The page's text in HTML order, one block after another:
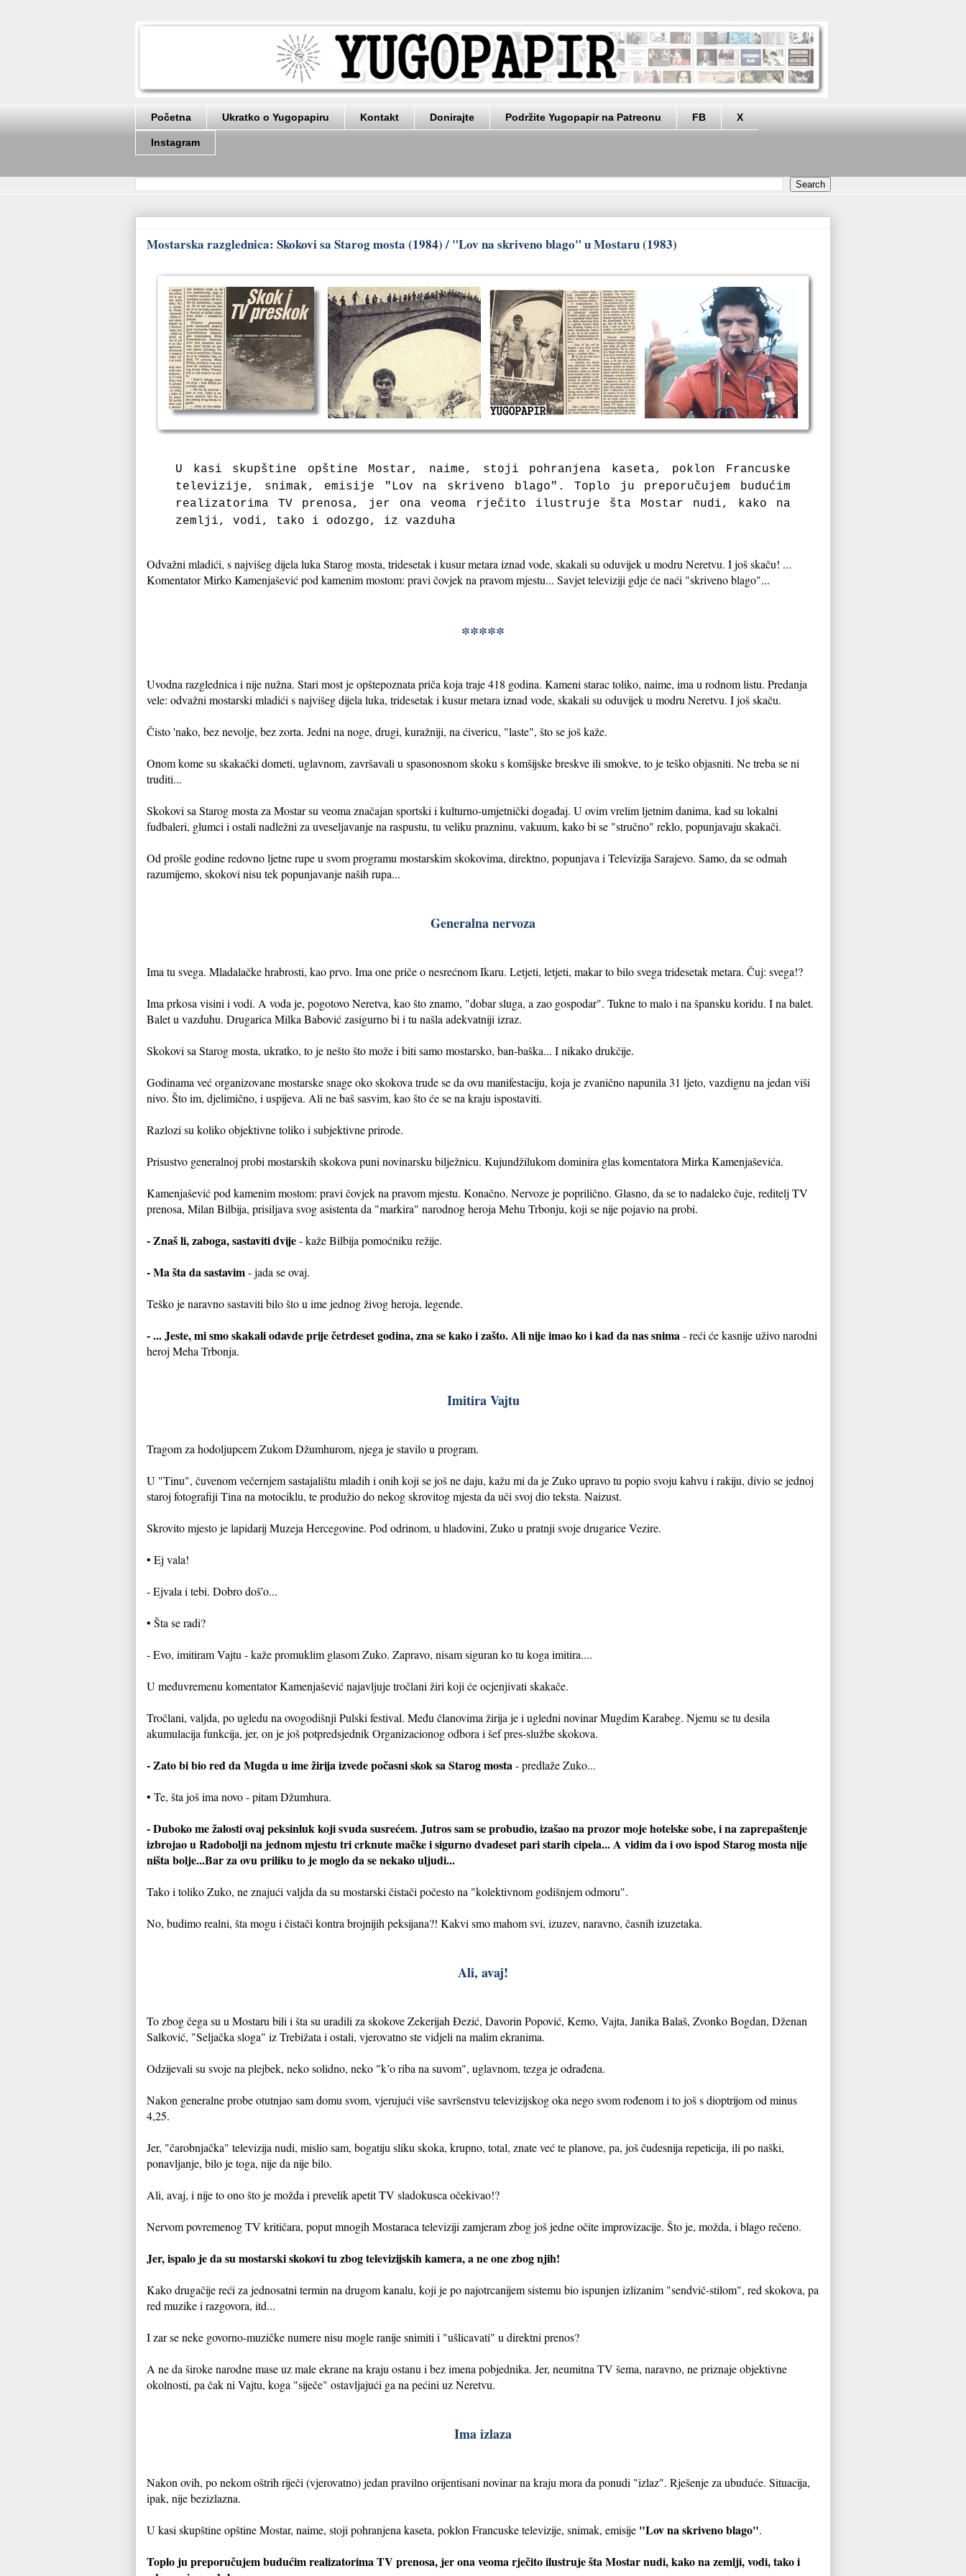
Početna Ukratko o Yugopapiru Kontakt Donirajte Podržite Yugopapir na Patreonu FB X
Instagram
Mostarska razglednica: Skokovi sa Starog mosta (1984) / "Lov na skriveno blago" u Mostaru (1983)
U kasi skupštine opštine Mostar, naime, stoji pohranjena kaseta, poklon Francuske
televizije, snimak, emisije "Lov na skriveno blago". Toplo ju preporučujem budućim
realizatorima TV prenosa, jer ona veoma rječito ilustruje šta Mostar nudi, kako na
zemlji, vodi, tako i odozgo, iz vazduha
Odvažni mladići, s najvišeg dijela luka Starog mosta, tridesetak i kusur metara iznad vode, skakali su oduvijek u modru Neretvu. I još skaču! ...
Komentator Mirko Kamenjašević pod kamenim mostom: pravi čovjek na pravom mjestu... Savjet televiziji gdje će naći "skriveno blago"...
*****
Uvodna razglednica i nije nužna. Stari most je opštepoznata priča koja traje 418 godina. Kameni starac toliko, naime, ima u rodnom listu. Predanja
vele: odvažni mostarski mladići s najvišeg dijela luka, tridesetak i kusur metara iznad vode, skakali su oduvijek u modru Neretvu. I još skaču.
Čisto 'nako, bez nevolje, bez zorta. Jedni na noge, drugi, kuražniji, na ćivericu, "laste", što se još kaže.
Onom kome su skakački dometi, uglavnom, završavali u spasonosnom skoku s komšijske breskve ili smokve, to je teško objasniti. Ne treba se ni
truditi...
Skokovi sa Starog mosta za Mostar su veoma značajan sportski i kulturno-umjetnički događaj. U ovim vrelim ljetnim danima, kad su lokalni
fudbaleri, glumci i ostali nadležni za uveseljavanje na raspustu, tu veliku prazninu, vakuum, kako bi se "stručno" reklo, popunjavaju skakači.
Od prošle godine redovno ljetne rupe u svom programu mostarskim skokovima, direktno, popunjava i Televizija Sarajevo. Samo, da se odmah
razumijemo, skokovi nisu tek popunjavanje naših rupa...
Generalna nervoza
Ima tu svega. Mladalačke hrabrosti, kao prvo. Ima one priče o nesrećnom Ikaru. Letjeti, letjeti, makar to bilo svega tridesetak metara. Čuj: svega!?
Ima prkosa visini i vodi. A voda je, pogotovo Neretva, kao što znamo, "dobar sluga, a zao gospodar". Tukne to malo i na špansku koridu. I na balet.
Balet u vazduhu. Drugarica Milka Babović zasigurno bi i tu našla adekvatniji izraz.
Skokovi sa Starog mosta, ukratko, to je nešto što može i biti samo mostarsko, ban-baška... I nikako drukčije.
Godinama već organizovane mostarske snage oko skokova trude se da ovu manifestaciju, koja je zvanično napunila 31 ljeto, vazdignu na jedan viši
nivo. Što im, djelimično, i uspijeva. Ali ne baš sasvim, kao što će se na kraju ispostaviti.
Razlozi su koliko objektivne toliko i subjektivne prirode.
Prisustvo generalnoj probi mostarskih skokova puni novinarsku bilježnicu. Kujundžilukom dominira glas komentatora Mirka Kamenjaševića.
Kamenjašević pod kamenim mostom: pravi čovjek na pravom mjestu. Konačno. Nervoze je poprilično. Glasno, da se to nadaleko čuje, reditelj TV
prenosa, Milan Bilbija, prisiljava svog asistenta da "markira" narodnog heroja Mehu Trbonju, koji se nije pojavio na probi.
- Znaš li, zaboga, sastaviti dvije- kaže Bilbija pomoćniku režije.
- Ma šta da sastavim- jada se ovaj.
Teško je naravno sastaviti bilo što u ime jednog živog heroja, legende.
- ... Jeste, mi smo skakali odavde prije četrdeset godina, zna se kako i zašto. Ali nije imao ko i kad da nas snima - reći će kasnije uživo narodni
heroj Meha Trbonja.
Imitira Vajtu
Tragom za hodoljupcem Zukom Džumhurom, njega je stavilo u program.
U "Tinu", čuvenom večernjem sastajalištu mladih i onih koji se još ne daju, kažu mi da je Zuko upravo tu popio svoju kahvu i rakiju, divio se jednoj
staroj fotografiji Tina na motociklu, te produžio do nekog skrovitog mjesta da uči svoj dio teksta. Naizust.
Skrovito mjesto je lapidarij Muzeja Hercegovine. Pod odrinom, u hladovini, Zuko u pratnji svoje drugarice Vezire.
• Ej vala!
- Ejvala i tebi. Dobro doš’o...
• Šta se radi?
- Evo, imitiram Vajtu - kaže promuklim glasom Zuko. Zapravo, nisam siguran ko tu koga imitira....
U međuvremenu komentator Kamenjašević najavljuje tročlani žiri koji će ocjenjivati skakače.
Tročlani, valjda, po ugledu na ovogodišnji Pulski festival. Među članovima žirija je i ugledni novinar Mugdim Karabeg. Njemu se tu desila
akumulacija funkcija, jer, on je još potpredsjednik Organizacionog odbora i šef pres-službe skokova.
- Zato bi bio red da Mugda u ime žirija izvede počasni skok sa Starog mosta - predlaže Zuko...
• Te, šta još ima novo - pitam Džumhura.
- Duboko me žalosti ovaj peksinluk koji svuda susrećem. Jutros sam se probudio, izašao na prozor moje hotelske sobe, i na zaprepaštenje
izbrojao u Radobolji na jednom mjestu tri crknute mačke i sigurno dvadeset pari starih cipela... A vidim da i ovo ispod Starog mosta nije
ništa bolje...Bar za ovu priliku to je moglo da se nekako uljudi...
Tako i toliko Zuko, ne znajući valjda da su mostarski čistači počesto na "kolektivnom godišnjem odmoru".
No, budimo realni, šta mogu i čistači kontra brojnijih peksijana?! Kakvi smo mahom svi, izuzev, naravno, časnih izuzetaka.
Ali, avaj!
To zbog čega su u Mostaru bili i šta su uradili za skokove Zekerijah Đezić, Davorin Popović, Kemo, Vajta, Janika Balaš, Zvonko Bogdan, Dženan
Salković, "Seljačka sloga" iz Trebižata i ostali, vjerovatno ste vidjeli na malim ekranima.
Odzijevali su svoje na plejbek, neko solidno, neko "k’o riba na suvom", uglavnom, tezga je odrađena.
Nakon generalne probe otutnjao sam domu svom, vjerujući više savršenstvu televizijskog oka nego svom rođenom i to još s dioptrijom od minus
4,25.
Jer, "čarobnjačka" televizija nudi, mislio sam, bogatiju sliku skoka, krupno, total, znate već te planove, pa, još čudesnija repeticija, ili po naški,
ponavljanje, bilo je toga, nije da nije bilo.
Ali, avaj, i nije to ono što je možda i prevelik apetit TV sladokusca očekivao!?
Nervom povremenog TV kritičara, poput mnogih Mostaraca televiziji zamjeram zbog još jedne očite improvizacije. Što je, možda, i blago rečeno.
Jer, ispalo je da su mostarski skokovi tu zbog televizijskih kamera, a ne one zbog njih!
Kako drugačije reći za jednosatni termin na drugom kanalu, koji je po najotrcanijem sistemu bio ispunjen izlizanim "sendvič-stilom", red skokova, pa
red muzike i razgovora, itd...
I zar se neke govorno-muzičke numere nisu mogle ranije snimiti i "ušlicavati" u direktni prenos?
A ne da široke narodne mase uz male ekrane na kraju ostanu i bez imena pobjednika. Jer, neumitna TV šema, naravno, ne priznaje objektivne
okolnosti, pa čak ni Vajtu, koga "siječe" ostavljajući ga na pećini uz Neretvu.
Ima izlaza
Nakon ovih, po nekom oštrih riječi (vjerovatno) jedan pravilno orijentisani novinar na kraju mora da ponudi "izlaz". Rješenje za ubuduće. Situacija,
ipak, nije bezizlazna.
U kasi skupštine opštine Mostar, naime, stoji pohranjena kaseta, poklon Francuske televizije, snimak, emisije "Lov na skriveno blago".
Toplo ju preporučujem budućim realizatorima TV prenosa, jer ona veoma rječito ilustruje šta Mostar nudi, kako na zemlji, vodi, tako i